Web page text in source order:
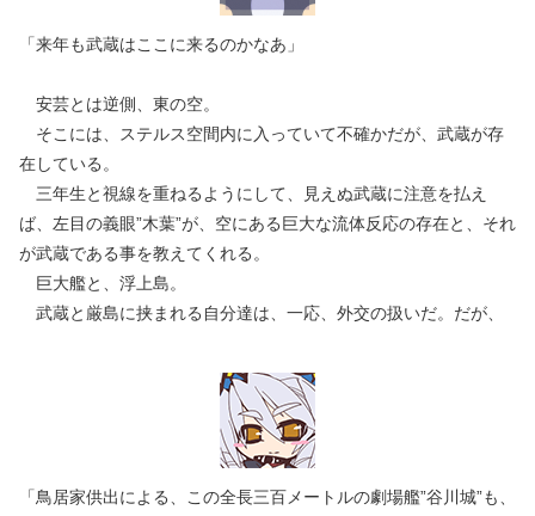
「来年も武蔵はここに来るのかなあ」
安芸とは逆側、東の空。
そこには、ステルス空間内に入っていて不確かだが、武蔵が存
在している。
三年生と視線を重ねるようにして、見えぬ武蔵に注意を払え
ば、左目の義眼”木葉”が、空にある巨大な流体反応の存在と、それ
が武蔵である事を教えてくれる。
巨大艦と、浮上島。
武蔵と厳島に挟まれる自分達は、一応、外交の扱いだ。だが、
「鳥居家供出による、この全長三百メートルの劇場艦”谷川城”も、